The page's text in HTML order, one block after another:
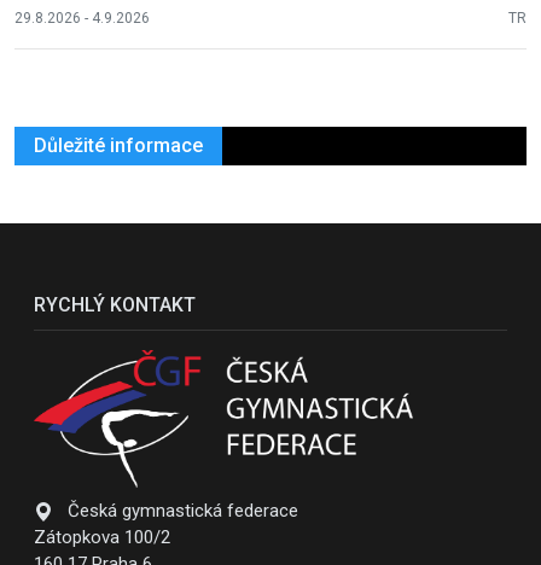
29.8.2026 - 4.9.2026 TR
Důležité informace
RYCHLÝ KONTAKT
Česká gymnastická federace
Zátopkova 100/2